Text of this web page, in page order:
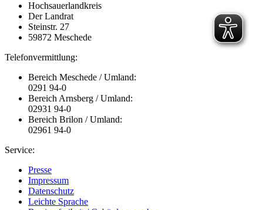
Hochsauerlandkreis
Der Landrat
Steinstr. 27
59872 Meschede
Telefonvermittlung:
Bereich Meschede / Umland:
0291 94-0
Bereich Arnsberg / Umland:
02931 94-0
Bereich Brilon / Umland:
02961 94-0
Service:
Presse
Impressum
Datenschutz
Leichte Sprache